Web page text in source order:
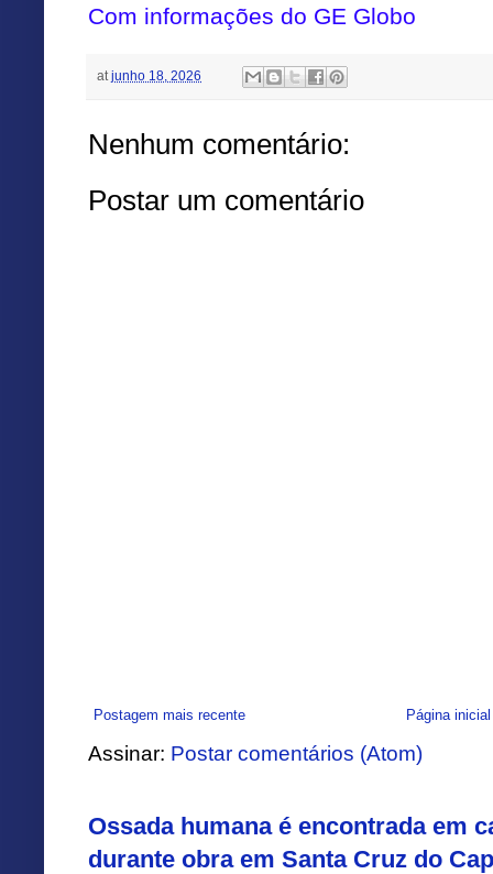
Com informações do GE Globo
at junho 18, 2026
Nenhum comentário:
Postar um comentário
Postagem mais recente Página inicial
Assinar: Postar comentários (Atom)
Ossada humana é encontrada em
durante obra em Santa Cruz do